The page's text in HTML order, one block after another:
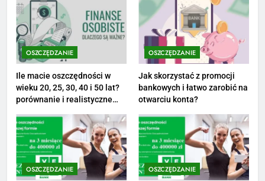
Netflix tagger — czym jest,
opinie i zarobki
PRACA
Ile zarabia striptizer: poznaj
aktualne stawki męskiego
striptizera
ZAROBKI
2
Ile zarabia psycholog szkolny:
poznaj średnie zarobki na tym
OSZCZĘDZANIE
Ile macie oszczędności w
wieku 20, 25, 30, 40 i 50 lat?
porównanie i realistyczne
OSZCZĘDZANIE
Jak skorzystać z promocji
bankowych i łatwo zarobić na
otwarciu konta?
OSZCZĘDZANIE OSZCZĘDZANIE